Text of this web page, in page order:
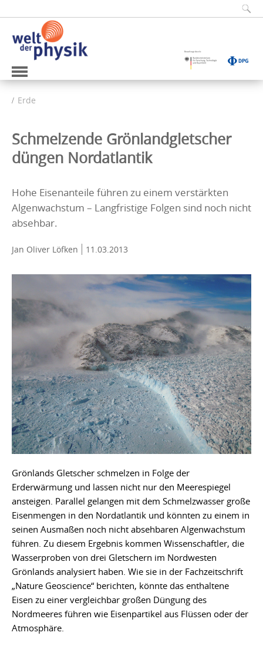
Erde
Schmelzende Grönlandgletscher
düngen Nordatlantik
Hohe Eisenanteile führen zu einem verstärkten
Algenwachstum – Langfristige Folgen sind noch nicht
absehbar.
Jan Oliver Löfken 11.03.2013
Grönlands Gletscher schmelzen in Folge der
Erderwärmung und lassen nicht nur den Meerespiegel
ansteigen. Parallel gelangen mit dem Schmelzwasser große
Eisenmengen in den Nordatlantik und könnten zu einem in
seinen Ausmaßen noch nicht absehbaren Algenwachstum
führen. Zu diesem Ergebnis kommen Wissenschaftler, die
Wasserproben von drei Gletschern im Nordwesten
Grönlands analysiert haben. Wie sie in der Fachzeitschrift
„Nature Geoscience“ berichten, könnte das enthaltene
Eisen zu einer vergleichbar großen Düngung des
Nordmeeres führen wie Eisenpartikel aus Flüssen oder der
Atmosphäre.